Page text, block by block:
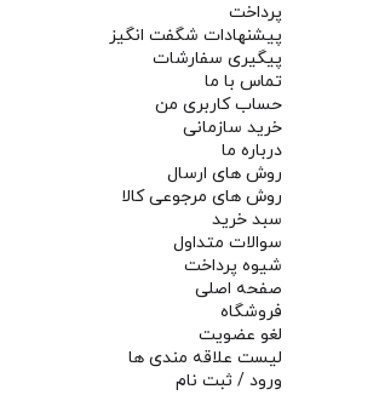
پرداخت
پیشنهادات شگفت انگیز
پیگیری سفارشات
تماس با ما
حساب کاربری من
خرید سازمانی
درباره ما
روش های ارسال
روش های مرجوعی کالا
سبد خرید
سوالات متداول
شیوه پرداخت
صفحه اصلی
فروشگاه
لغو عضویت
لیست علاقه مندی ها
ورود / ثبت نام